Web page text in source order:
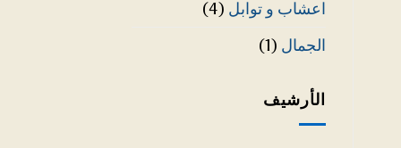
اعشاب و توابل (4)
الجمال (1)
الأرشيف